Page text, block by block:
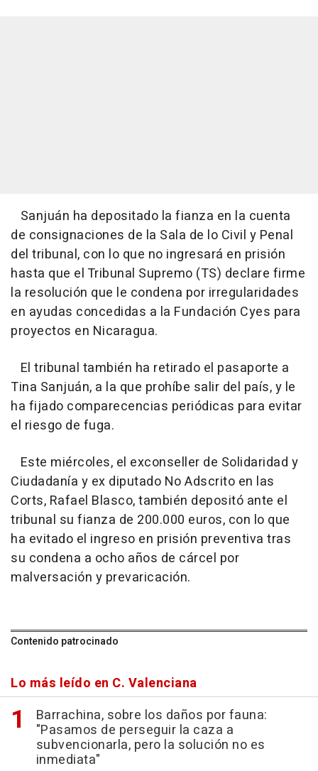
Sanjuán ha depositado la fianza en la cuenta
de consignaciones de la Sala de lo Civil y Penal
del tribunal, con lo que no ingresará en prisión
hasta que el Tribunal Supremo (TS) declare firme
la resolución que le condena por irregularidades
en ayudas concedidas a la Fundación Cyes para
proyectos en Nicaragua.
El tribunal también ha retirado el pasaporte a
Tina Sanjuán, a la que prohíbe salir del país, y le
ha fijado comparecencias periódicas para evitar
el riesgo de fuga.
Este miércoles, el exconseller de Solidaridad y
Ciudadanía y ex diputado No Adscrito en las
Corts, Rafael Blasco, también depositó ante el
tribunal su fianza de 200.000 euros, con lo que
ha evitado el ingreso en prisión preventiva tras
su condena a ocho años de cárcel por
malversación y prevaricación.
Contenido patrocinado
Lo más leído en C. Valenciana
Barrachina, sobre los daños por fauna:
"Pasamos de perseguir la caza a
subvencionarla, pero la solución no es
inmediata"